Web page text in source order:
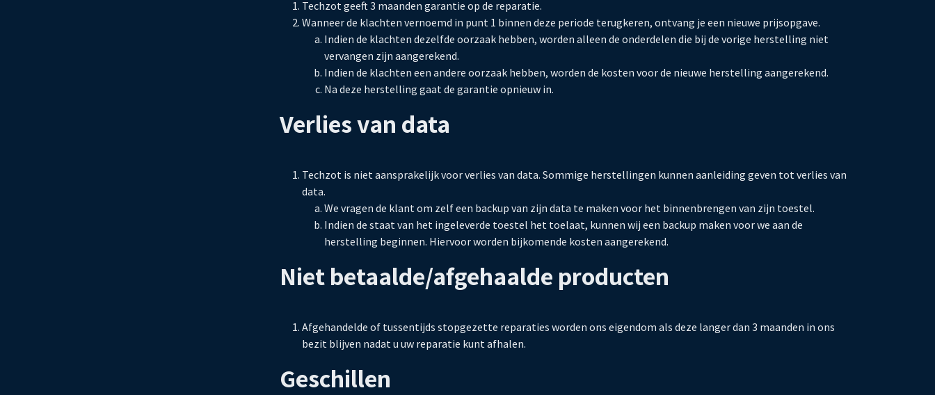
Techzot geeft 3 maanden garantie op de reparatie.
Wanneer de klachten vernoemd in punt 1 binnen deze periode terugkeren, ontvang je een nieuwe prijsopgave.
Indien de klachten dezelfde oorzaak hebben, worden alleen de onderdelen die bij de vorige herstelling niet
vervangen zijn aangerekend.
Indien de klachten een andere oorzaak hebben, worden de kosten voor de nieuwe herstelling aangerekend.
Na deze herstelling gaat de garantie opnieuw in.
Verlies van data
Techzot is niet aansprakelijk voor verlies van data. Sommige herstellingen kunnen aanleiding geven tot verlies van
data.
We vragen de klant om zelf een backup van zijn data te maken voor het binnenbrengen van zijn toestel.
Indien de staat van het ingeleverde toestel het toelaat, kunnen wij een backup maken voor we aan de
herstelling beginnen. Hiervoor worden bijkomende kosten aangerekend.
Niet betaalde/afgehaalde producten
Afgehandelde of tussentijds stopgezette reparaties worden ons eigendom als deze langer dan 3 maanden in ons
bezit blijven nadat u uw reparatie kunt afhalen.
Geschillen